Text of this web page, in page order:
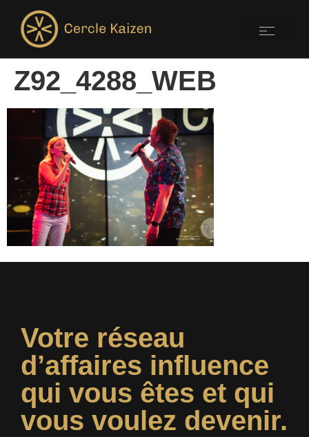
Z92_4288_WEB
Votre réseau
d’affaires influence
qui vous êtes et qui
vous voulez devenir.